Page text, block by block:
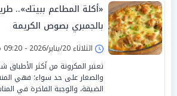
«أكلة المطاعم ببيتك»..
بالجمبري بصوص الكريمة
الثلاثاء 20/يناير/2026 - 09:20 م
تعتبر المكرونة من أكثر الأطباق
والصغار على حد سواء؛ فهي
الضيقة، والوجبة الفاخرة في